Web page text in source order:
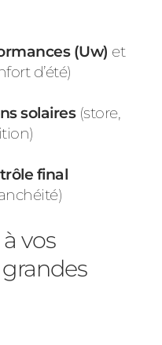
(Uw) et
d’été)
solaires(store,
final
vos